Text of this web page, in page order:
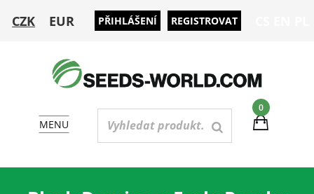
CZK EUR PŘIHLÁŠENÍ REGISTROVAT
0
MENU